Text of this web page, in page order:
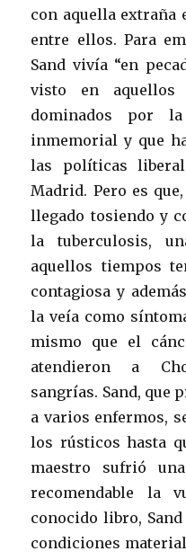
con aquella extraña
entre ellos. Para
Sand vivía “en
visto en aquellos
dominados por
inmemorial y que
las políticas
Madrid. Pero es
llegado tosiendo y
la tuberculosis,
aquellos tiempos
contagiosa y
la veía como
mismo que el
atendieron a
sangrías. Sand, que
a varios enfermos,
los rústicos hasta
maestro sufrió
recomendable la
conocido libro,
condiciones